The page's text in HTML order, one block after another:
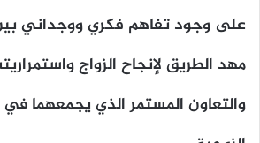
على وجود تفاهم فكري ووجداني
مهد الطريق لإنجاح الزواج
والتعاون المستمر الذي يجمعهما